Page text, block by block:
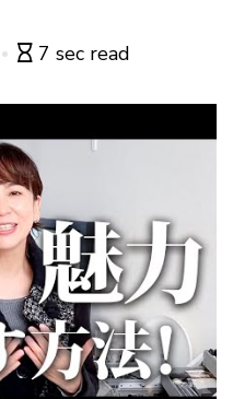
7 sec read